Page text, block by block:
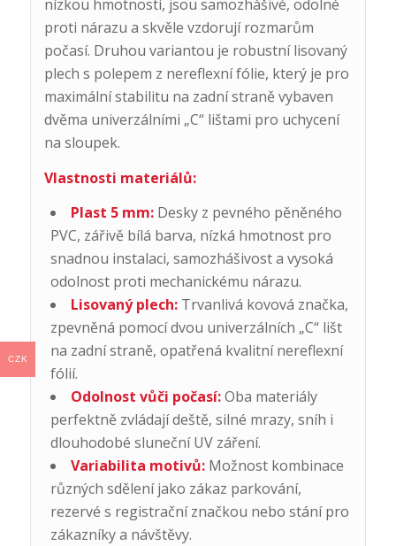
nízkou hmotností, jsou samozhášivé, odolné
proti nárazu a skvěle vzdorují rozmarům
počasí. Druhou variantou je robustní lisovaný
plech s polepem z nereflexní fólie, který je pro
maximální stabilitu na zadní straně vybaven
dvěma univerzálními „C“ lištami pro uchycení
na sloupek.
Vlastnosti materiálů:
Plast 5 mm:Desky z pevného pěněného
PVC, zářivě bílá barva, nízká hmotnost pro
snadnou instalaci, samozhášivost a vysoká
odolnost proti mechanickému nárazu.
Lisovaný plech:Trvanlivá kovová značka,
zpevněná pomocí dvou univerzálních „C“ lišt
na zadní straně, opatřená kvalitní nereflexní
fólií.
Odolnost vůči počasí:Oba materiály
perfektně zvládají deště, silné mrazy, sníh i
dlouhodobé sluneční UV záření.
Variabilita motivů:Možnost kombinace
různých sdělení jako zákaz parkování,
rezervé s registrační značkou nebo stání pro
zákazníky a návštěvy.
CZK